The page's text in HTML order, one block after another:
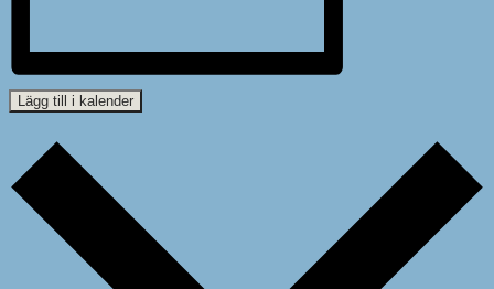
Lägg till i kalender